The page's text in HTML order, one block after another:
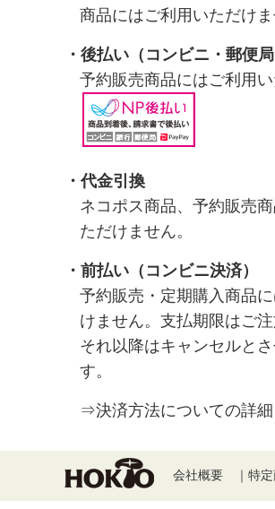
商品にはご利用いただけま
・ 後払い（コンビニ・郵便局
予約販売商品にはご利用い
・代金引換
ネコポス商品、予約販売
ただけません。
・前払い（コンビニ決済）
予約販売・定期購入商品
けません。支払期限はご注
それ以降はキャンセルと
す。
⇒決済方法についての詳細
会社概要｜ 特